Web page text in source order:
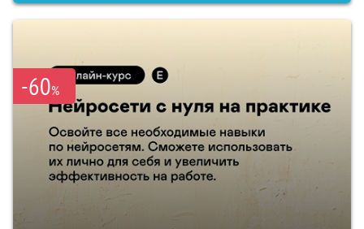
-60%